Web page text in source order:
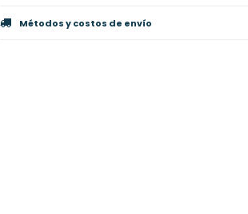
Métodos y costos de envío